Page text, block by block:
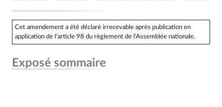
Cet amendement a été déclaré irrecevable après publication en
application de l'article 98 du règlement de l'Assemblée nationale.
Exposé sommaire